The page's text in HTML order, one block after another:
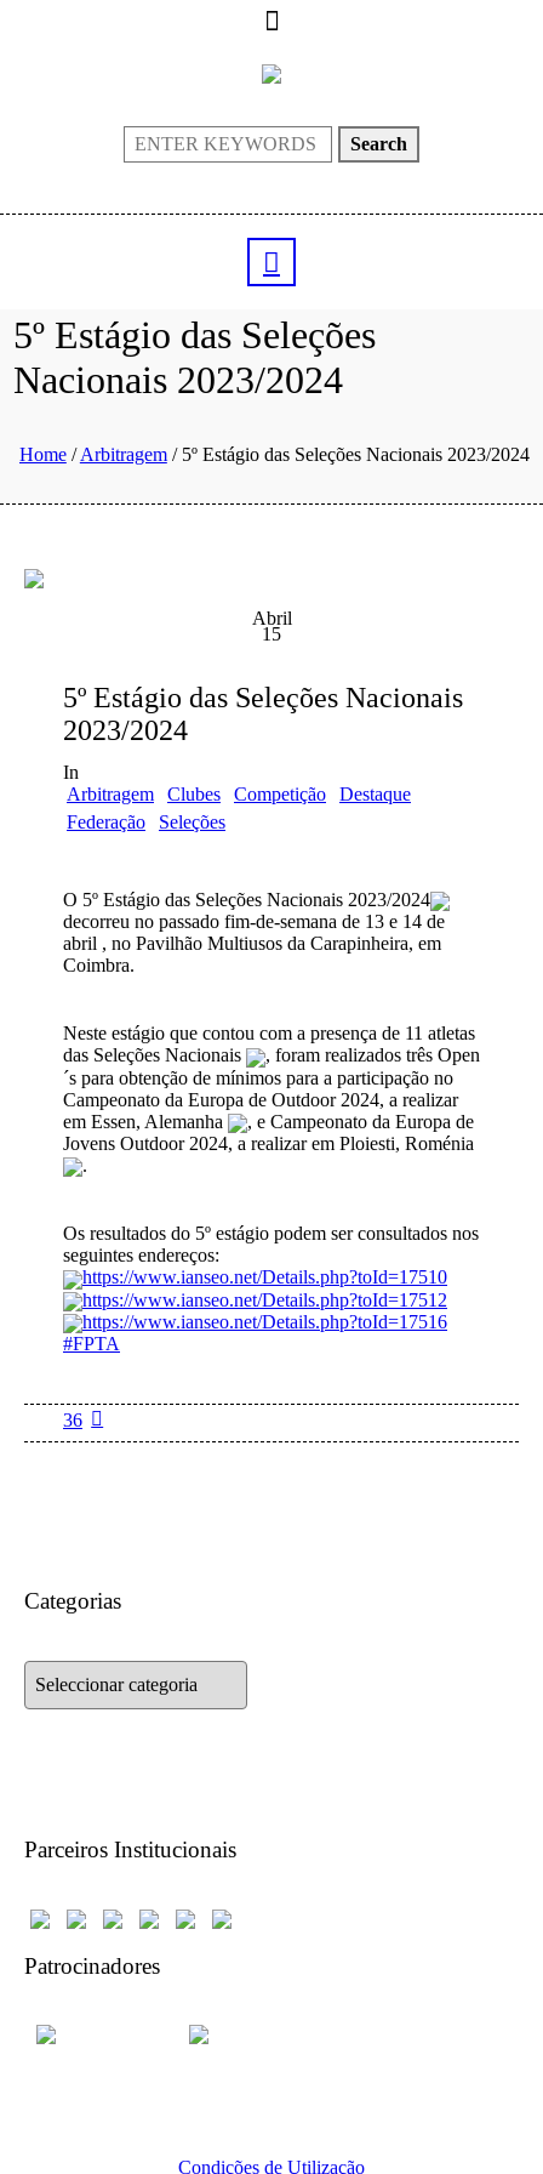
Search
5º Estágio das Seleções
Nacionais 2023/2024
Home /Arbitragem / 5º Estágio das Seleções Nacionais 2023/2024
Abril
15
5º Estágio das Seleções Nacionais
2023/2024
In
Arbitragem
Clubes Competição
Destaque
Federação
Seleções
O 5º Estágio das Seleções Nacionais 2023/2024
decorreu no passado fim-de-semana de 13 e 14 de
abril , no Pavilhão Multiusos da Carapinheira, em
Coimbra.
Neste estágio que contou com a presença de 11 atletas
das Seleções Nacionais
, foram realizados três Open
´s para obtenção de mínimos para a participação no
Campeonato da Europa de Outdoor 2024, a realizar
em Essen, Alemanha
, e Campeonato da Europa de
Jovens Outdoor 2024, a realizar em Ploiesti, Roménia
.
Os resultados do 5º estágio podem ser consultados nos
seguintes endereços:
https://www.ianseo.net/Details.php?toId=17510
https://www.ianseo.net/Details.php?toId=17512
https://www.ianseo.net/Details.php?toId=17516
#FPTA
36
Categorias
Categorias
Parceiros Institucionais
Patrocinadores
Condições de Utilização